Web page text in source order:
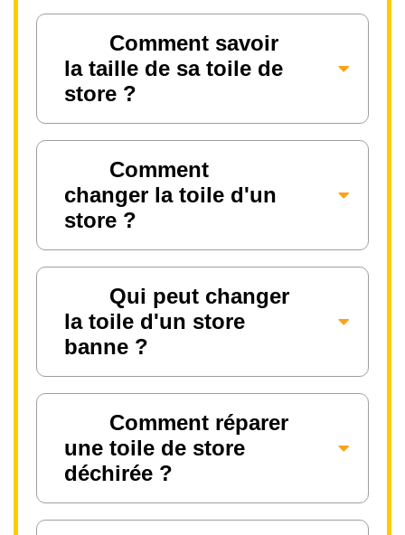
Comment savoir
la taille de sa toile de
store ?
Comment
changer la toile d'un
store ?
Qui peut changer
la toile d'un store
banne ?
Comment réparer
une toile de store
déchirée ?